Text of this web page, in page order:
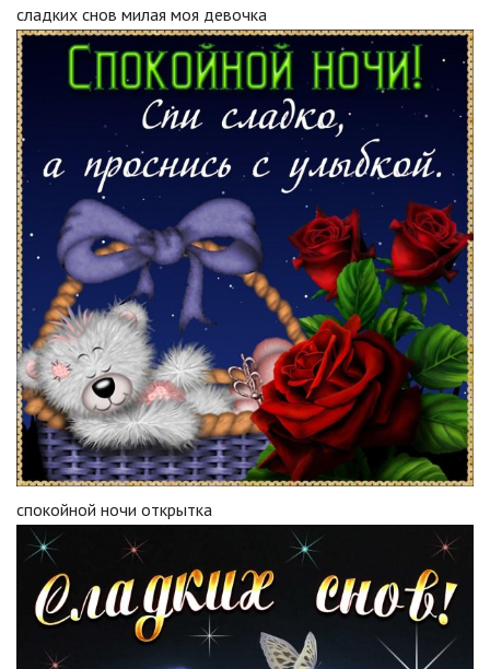
сладких снов милая моя девочка
спокойной ночи открытка